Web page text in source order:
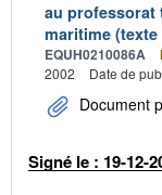
au professorat
maritime
EQUH0210086A
2002
Date de
Document
Signé le : 19-12-